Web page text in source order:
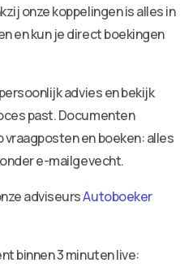
onze koppelingen is alles in
en kun je direct boekingen
advies en bekijk
past. Documenten
en boeken: alles
e-mailgevecht.
adviseursAutoboeker
binnen 3 minuten live: